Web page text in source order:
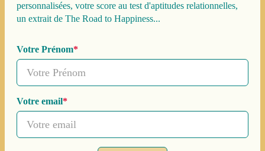
personnalisées, votre score au test d'aptitudes relationnelles,
un extrait de The Road to Happiness...
Votre Prénom
Votre email